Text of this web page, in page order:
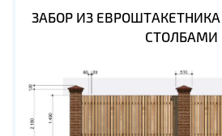
ЗАБОР ИЗ
СТОЛБАМИ